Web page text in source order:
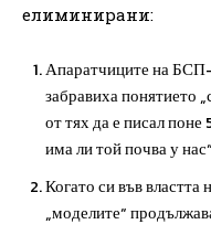
елиминирани:
Апаратчиците на БСП-
забравиха понятието
от тях да е писал
има ли той почва у
Когато си във властта
„моделите“